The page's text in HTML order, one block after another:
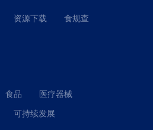
资源下载
食规查
食品
医疗器械
可持续发展